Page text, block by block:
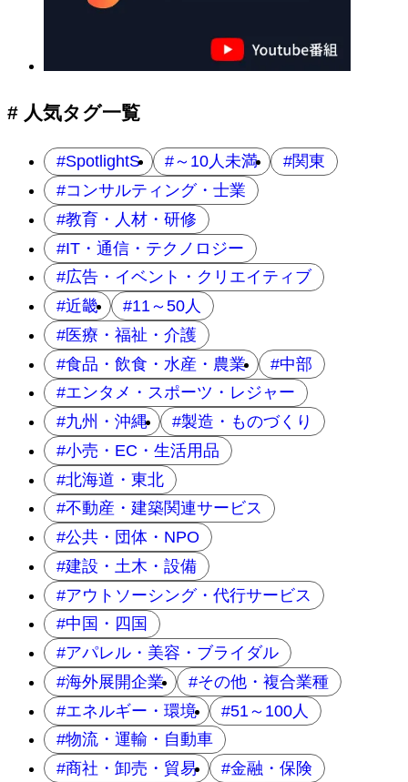
# 人気タグ一覧
SpotlightS ～10人未満
関東
コンサルティング・士業
教育・人材・研修
IT・通信・テクノロジー
広告・イベント・クリエイティブ
近畿
11～50人
医療・福祉・介護
食品・飲食・水産・農業
中部
エンタメ・スポーツ・レジャー
九州・沖縄
製造・ものづくり
小売・EC・生活用品
北海道・東北
不動産・建築関連サービス
公共・団体・NPO
建設・土木・設備
アウトソーシング・代行サービス
中国・四国
アパレル・美容・ブライダル
海外展開企業
その他・複合業種
エネルギー・環境
51～100人
物流・運輸・自動車
商社・卸売・貿易
金融・保険